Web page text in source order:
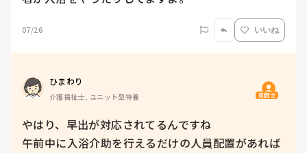
07/26 いいね
ひまわり
介護福祉士, ユニット型特養 質問主
やはり、早出が対応されてるんですね
午前中に入浴介助を行えるだけの人員配置があれば